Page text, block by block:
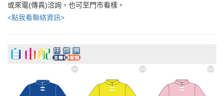
或來電(傳真)洽詢，也可至門市看樣。
<點我看聯絡資訊>